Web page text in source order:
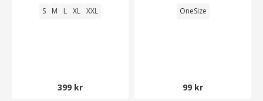
S M L XL XXL
399 kr
OneSize
99 kr